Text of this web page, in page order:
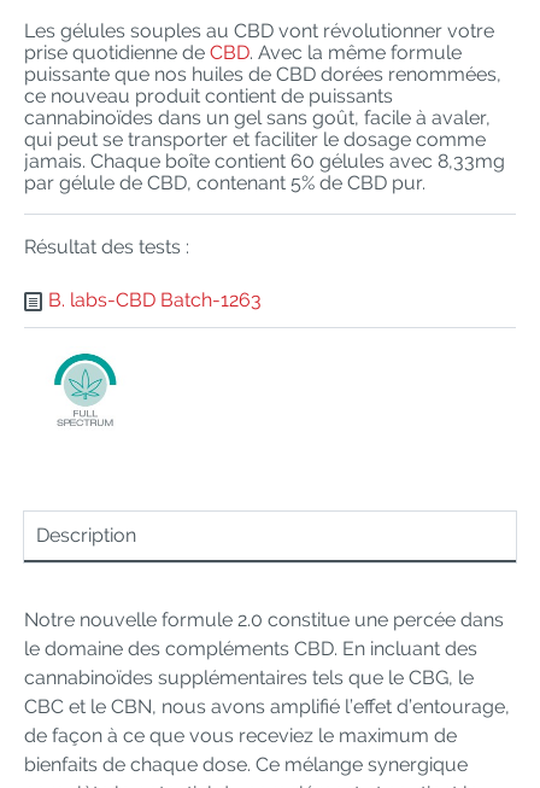
Les gélules souples au CBD vont révolutionner votre
prise quotidienne de CBD. Avec la même formule
puissante que nos huiles de CBD dorées renommées,
ce nouveau produit contient de puissants
cannabinoïdes dans un gel sans goût, facile à avaler,
qui peut se transporter et faciliter le dosage comme
jamais. Chaque boîte contient 60 gélules avec 8,33mg
par gélule de CBD, contenant 5% de CBD pur.
Résultat des tests :
B. labs-CBD Batch-1263
Description
Notre nouvelle formule 2.0 constitue une percée dans
le domaine des compléments CBD. En incluant des
cannabinoïdes supplémentaires tels que le CBG, le
CBC et le CBN, nous avons amplifié l’effet d’entourage,
de façon à ce que vous receviez le maximum de
bienfaits de chaque dose. Ce mélange synergique